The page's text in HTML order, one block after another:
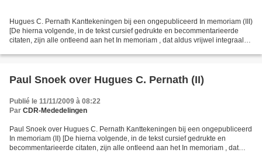
Hugues C. Pernath Kanttekeningen bij een ongepubliceerd In memoriam (III)
[De hierna volgende, in de tekst cursief gedrukte en becommentarieerde
citaten, zijn alle ontleend aan het In memoriam , dat aldus vrijwel integraal
Paul Snoek over Hugues C. Pernath (II)
Publié le 11/11/2009 à 08:22
Par CDR-Mededelingen
Paul Snoek over Hugues C. Pernath Kanttekeningen bij een ongepubliceerd
In memoriam (II) [De hierna volgende, in de tekst cursief gedrukte en
becommentarieerde citaten, zijn alle ontleend aan het In memoriam , dat